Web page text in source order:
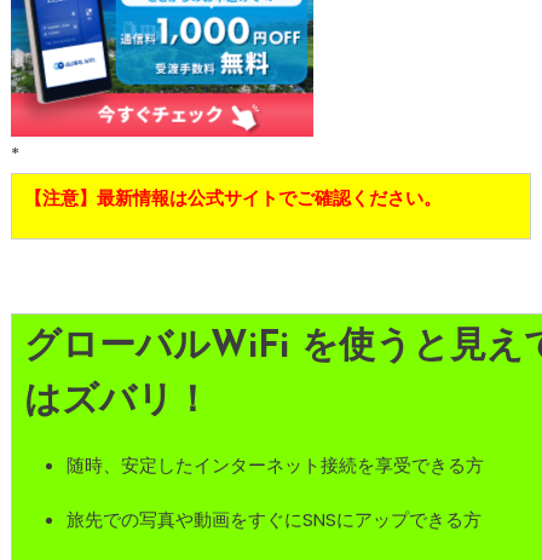
*
【注意】最新情報は公式サイトでご確認ください。
グローバルWiFi を使うと見え
はズバリ！
随時、安定したインターネット接続を享受できる方
旅先での写真や動画をすぐにSNSにアップできる方